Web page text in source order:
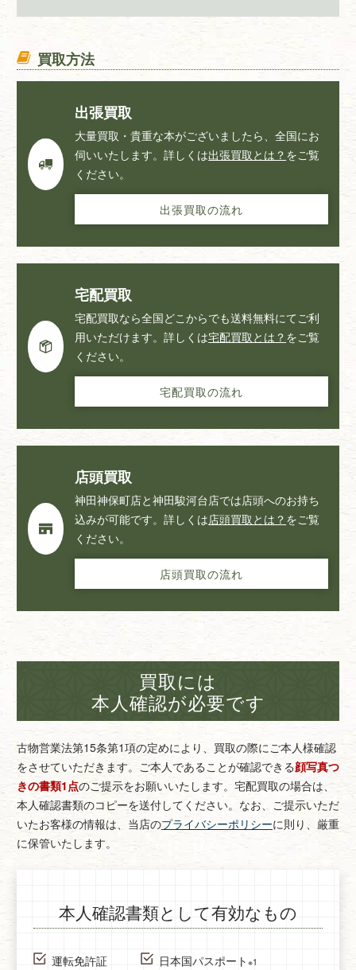
買取方法
出張買取
大量買取・貴重な本がございましたら、全国にお
伺いいたします。詳しくは出張買取とは？ をご覧
ください。
出張買取の流れ
宅配買取
宅配買取なら全国どこからでも送料無料にてご利
用いただけます。詳しくは宅配買取とは？ をご覧
ください。
宅配買取の流れ
店頭買取
神田神保町店と神田駿河台店では店頭へのお持ち
込みが可能です。詳しくは店頭買取とは？ をご覧
ください。
店頭買取の流れ
買取には
本人確認が必要です
古物営業法第15条第1項の定めにより、買取の際にご本人様確認
をさせていただきます。 ご本人であることが確認できる顔写真つ
きの書類1点のご提示をお願いいたします。 宅配買取の場合は、
本人確認書類のコピーを送付してください。 なお、ご提示いただ
いたお客様の情報は、当店のプライバシーポリシーに則り、厳重
に保管いたします。
本人確認書類として有効なもの
運転免許証 日本国パスポート ※1